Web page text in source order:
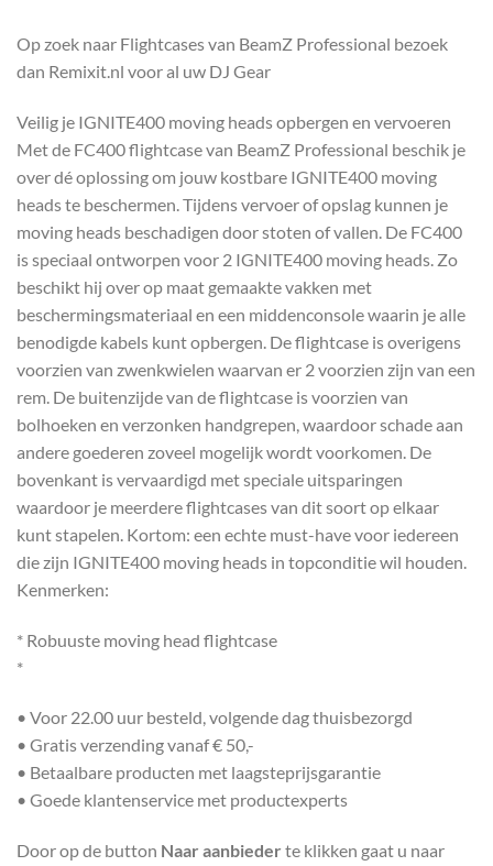
Op zoek naar Flightcases van BeamZ Professional bezoek
dan Remixit.nl voor al uw DJ Gear
Veilig je IGNITE400 moving heads opbergen en vervoeren
Met de FC400 flightcase van BeamZ Professional beschik je
over dé oplossing om jouw kostbare IGNITE400 moving
heads te beschermen. Tijdens vervoer of opslag kunnen je
moving heads beschadigen door stoten of vallen. De FC400
is speciaal ontworpen voor 2 IGNITE400 moving heads. Zo
beschikt hij over op maat gemaakte vakken met
beschermingsmateriaal en een middenconsole waarin je alle
benodigde kabels kunt opbergen. De flightcase is overigens
voorzien van zwenkwielen waarvan er 2 voorzien zijn van een
rem. De buitenzijde van de flightcase is voorzien van
bolhoeken en verzonken handgrepen, waardoor schade aan
andere goederen zoveel mogelijk wordt voorkomen. De
bovenkant is vervaardigd met speciale uitsparingen
waardoor je meerdere flightcases van dit soort op elkaar
kunt stapelen. Kortom: een echte must-have voor iedereen
die zijn IGNITE400 moving heads in topconditie wil houden.
Kenmerken:
* Robuuste moving head flightcase
*
• Voor 22.00 uur besteld, volgende dag thuisbezorgd
• Gratis verzending vanaf € 50,-
• Betaalbare producten met laagsteprijsgarantie
• Goede klantenservice met productexperts
Door op de button Naar aanbieder te klikken gaat u naar